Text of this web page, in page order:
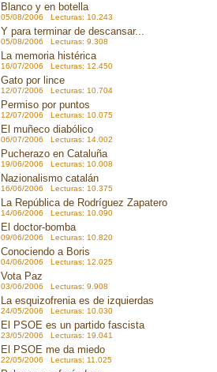
Blanco y en botella
05/08/2006 Lecturas: 10.243
Y para terminar de descansar...
05/08/2006 Lecturas: 9.308
La memoria histérica
16/07/2006 Lecturas: 12.450
Gato por lince
12/07/2006 Lecturas: 10.704
Permiso por puntos
12/07/2006 Lecturas: 10.075
El muñeco diabólico
06/07/2006 Lecturas: 14.002
Pucherazo en Cataluña
19/06/2006 Lecturas: 10.008
Nazionalismo catalán
16/06/2006 Lecturas: 10.375
La República de Rodríguez Zapatero
14/06/2006 Lecturas: 10.090
El doctor-bomba
09/06/2006 Lecturas: 10.820
Conociendo a Boris
04/06/2006 Lecturas: 12.025
Vota Paz
03/06/2006 Lecturas: 9.908
La esquizofrenia es de izquierdas
24/05/2006 Lecturas: 10.030
El PSOE es un partido fascista
23/05/2006 Lecturas: 19.041
El PSOE me da miedo
22/05/2006 Lecturas: 11.025